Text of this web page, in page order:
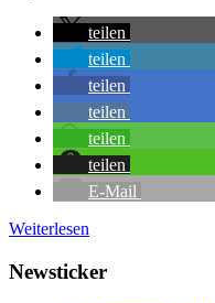
teilen
teilen
teilen
teilen
teilen
teilen
E-Mail
Weiterlesen
Newsticker